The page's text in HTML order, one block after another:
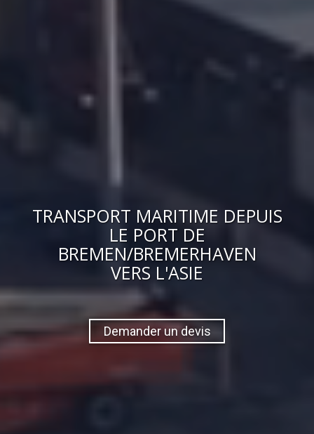
TRANSPORT MARITIME DEPUIS
LE PORT DE
BREMEN/BREMERHAVEN
VERS L'ASIE
Demander un devis